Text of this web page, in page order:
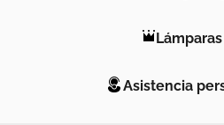
Asistencia